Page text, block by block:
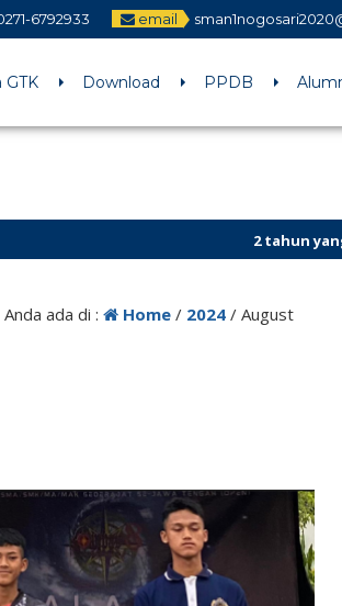
6792933 email
GTK Download PPDB
2 tahun yang lalu/ PPDB
Anda ada di : Home / 2024 / August